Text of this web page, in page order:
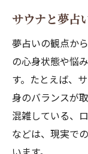
サウナと夢占
夢占いの観点か
の心身状態や悩
す。たとえば、
身のバランスが
混雑している、
などは、現実で